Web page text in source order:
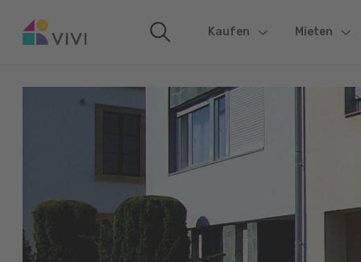
Kaufen (current)Mieten